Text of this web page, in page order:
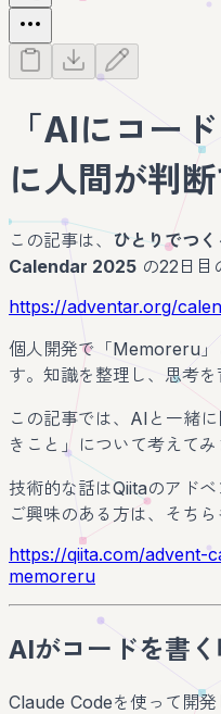
「AIにコー
に人間が判
この記事は、ひとりでつ
Calendar 2025 の22日目
https://adventar.org/
個人開発で「Memoreru」
す。知識を整理し、思考を
この記事では、AIと一緒
きこと」について考えてみ
技術的な話はQiitaのアドベ
ご興味のある方は、そちら
https://qiita.com/advent-
memoreru
AIがコードを書
Claude Codeを使って開